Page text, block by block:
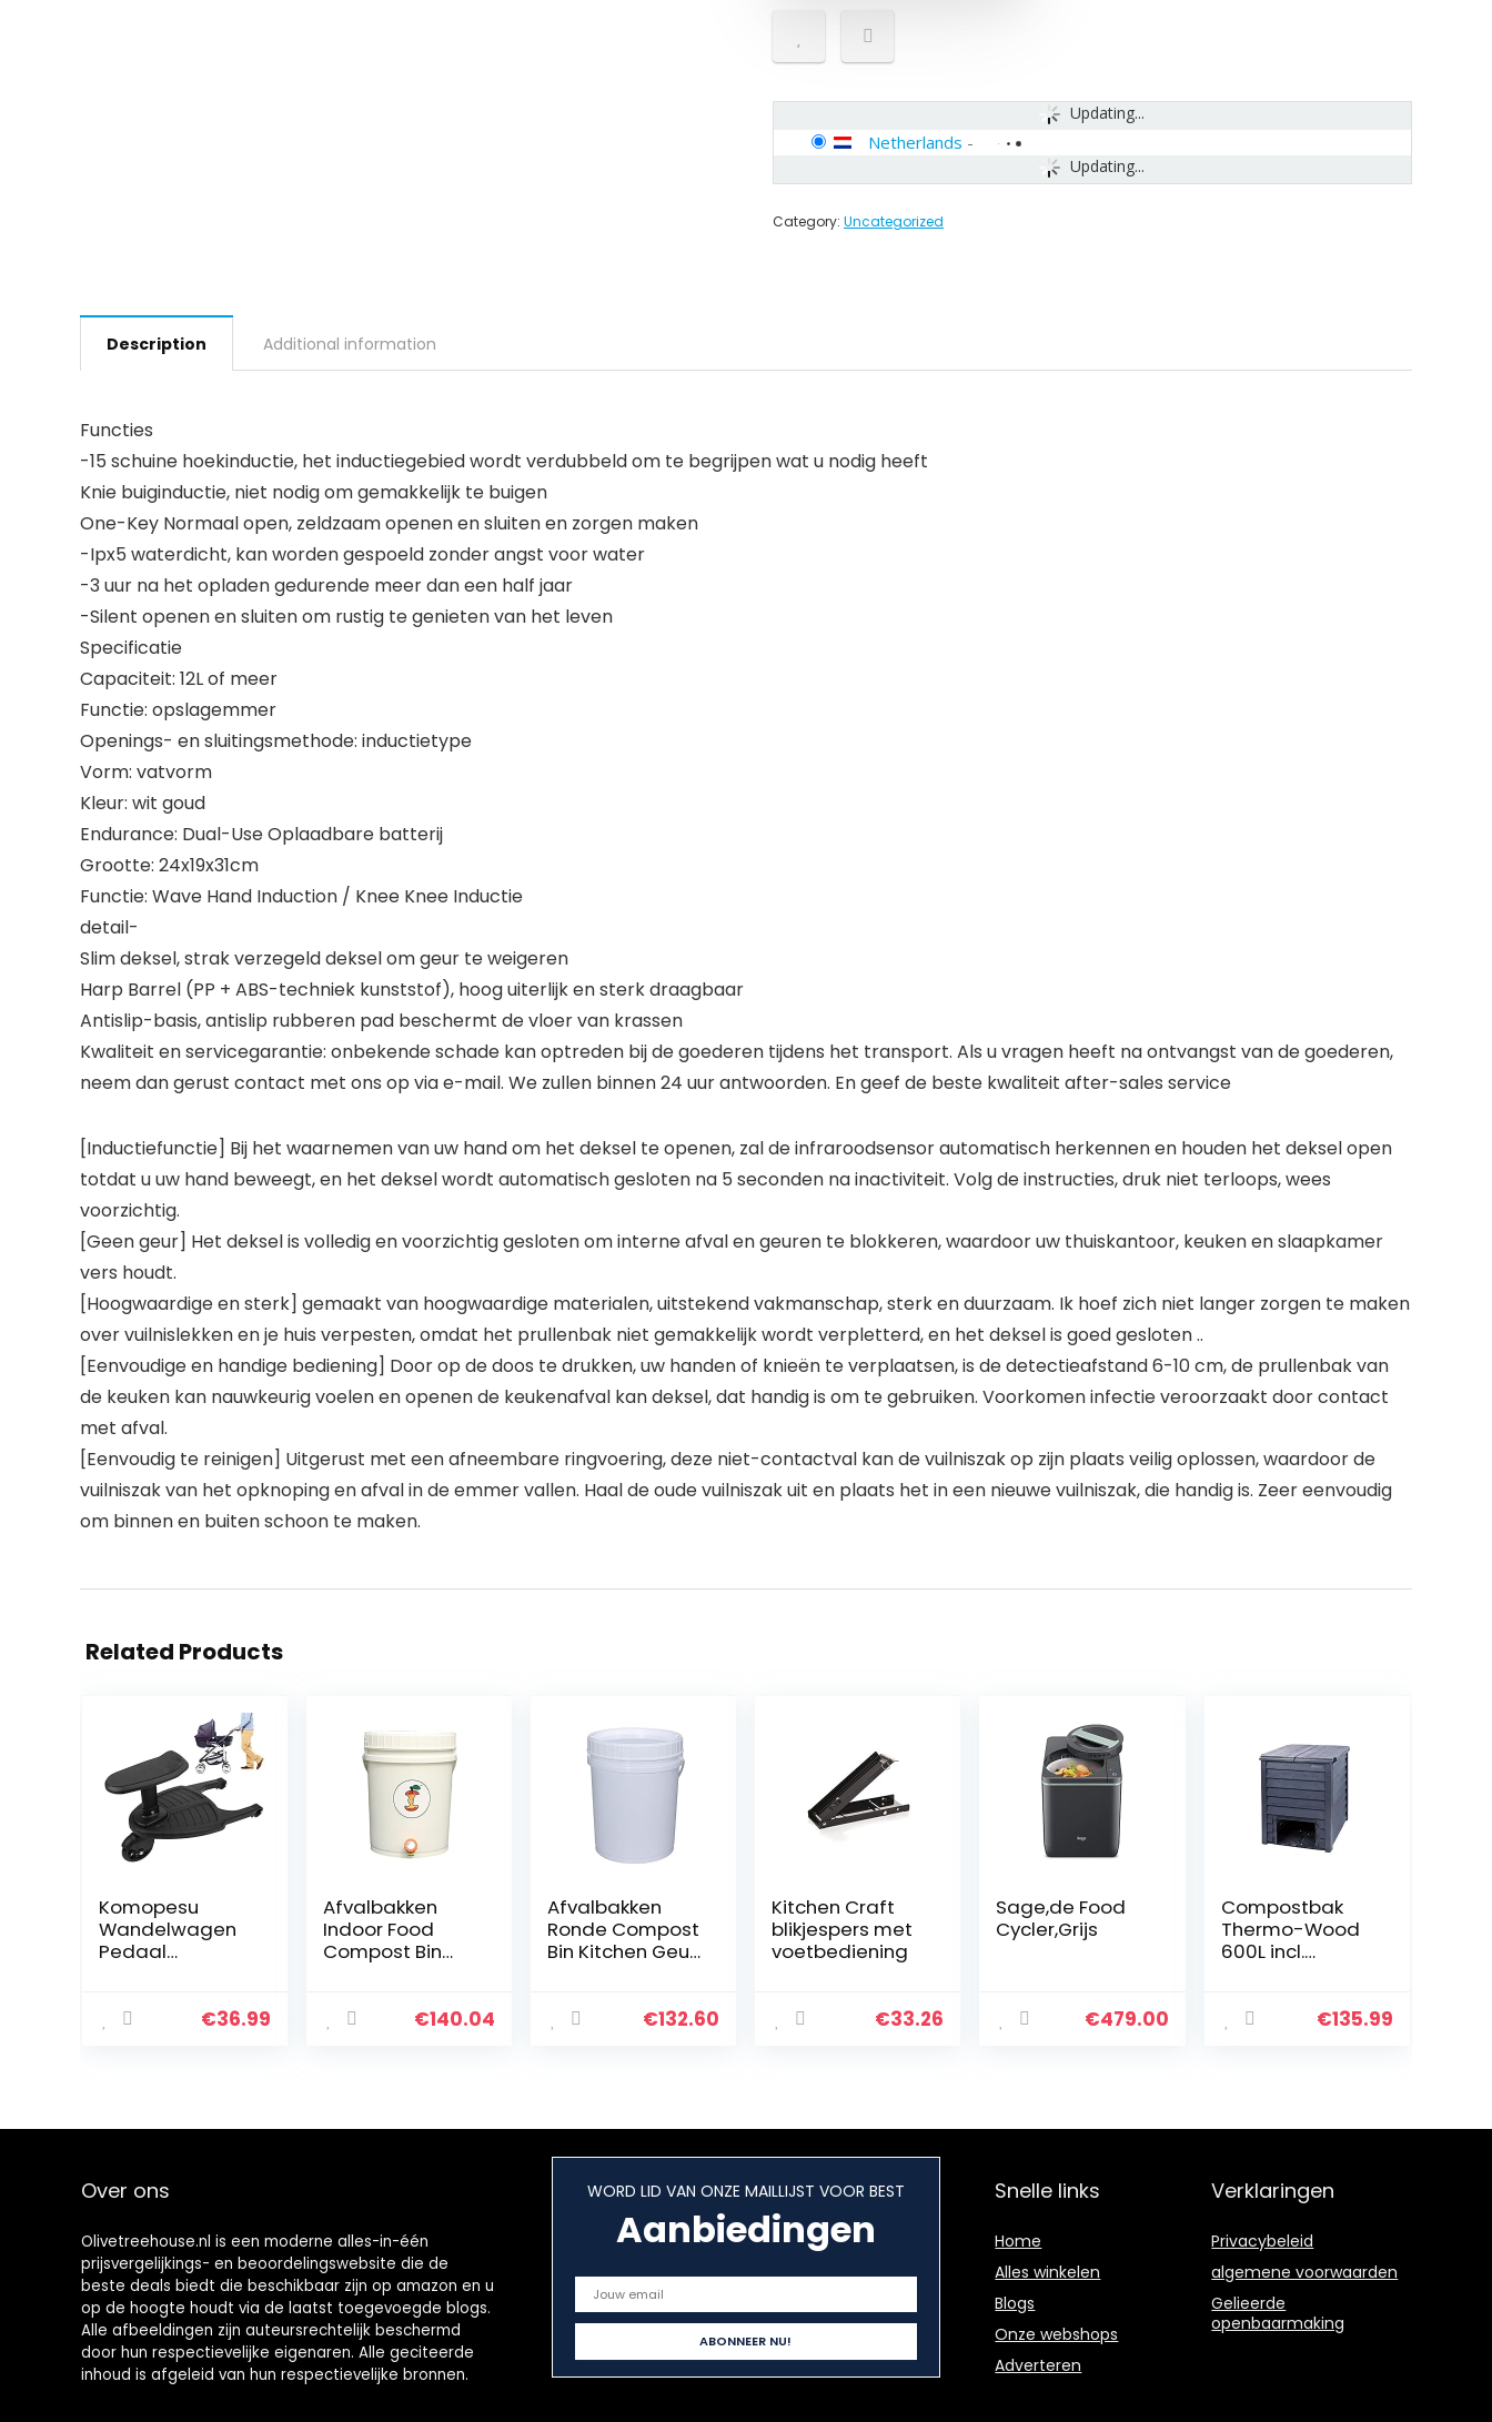
Updating...
Updating...
Netherlands -
Category: Uncategorized
Description Additional information
Functies
-15 schuine hoekinductie, het inductiegebied wordt verdubbeld om te begrijpen wat u nodig heeft
Knie buiginductie, niet nodig om gemakkelijk te buigen
One-Key Normaal open, zeldzaam openen en sluiten en zorgen maken
-Ipx5 waterdicht, kan worden gespoeld zonder angst voor water
-3 uur na het opladen gedurende meer dan een half jaar
-Silent openen en sluiten om rustig te genieten van het leven
Specificatie
Capaciteit: 12L of meer
Functie: opslagemmer
Openings- en sluitingsmethode: inductietype
Vorm: vatvorm
Kleur: wit goud
Endurance: Dual-Use Oplaadbare batterij
Grootte: 24x19x31cm
Functie: Wave Hand Induction / Knee Knee Inductie
detail-
Slim deksel, strak verzegeld deksel om geur te weigeren
Harp Barrel (PP + ABS-techniek kunststof), hoog uiterlijk en sterk draagbaar
Antislip-basis, antislip rubberen pad beschermt de vloer van krassen
Kwaliteit en servicegarantie: onbekende schade kan optreden bij de goederen tijdens het transport. Als u vragen heeft na ontvangst van de goederen,
neem dan gerust contact met ons op via e-mail. We zullen binnen 24 uur antwoorden. En geef de beste kwaliteit after-sales service
[Inductiefunctie] Bij het waarnemen van uw hand om het deksel te openen, zal de infraroodsensor automatisch herkennen en houden het deksel open
totdat u uw hand beweegt, en het deksel wordt automatisch gesloten na 5 seconden na inactiviteit. Volg de instructies, druk niet terloops, wees
voorzichtig.
[Geen geur] Het deksel is volledig en voorzichtig gesloten om interne afval en geuren te blokkeren, waardoor uw thuiskantoor, keuken en slaapkamer
vers houdt.
[Hoogwaardige en sterk] gemaakt van hoogwaardige materialen, uitstekend vakmanschap, sterk en duurzaam. Ik hoef zich niet langer zorgen te maken
over vuilnislekken en je huis verpesten, omdat het prullenbak niet gemakkelijk wordt verpletterd, en het deksel is goed gesloten ..
[Eenvoudige en handige bediening] Door op de doos te drukken, uw handen of knieën te verplaatsen, is de detectieafstand 6-10 cm, de prullenbak van
de keuken kan nauwkeurig voelen en openen de keukenafval kan deksel, dat handig is om te gebruiken. Voorkomen infectie veroorzaakt door contact
met afval.
[Eenvoudig te reinigen] Uitgerust met een afneembare ringvoering, deze niet-contactval kan de vuilniszak op zijn plaats veilig oplossen, waardoor de
vuilniszak van het opknoping en afval in de emmer vallen. Haal de oude vuilniszak uit en plaats het in een nieuwe vuilniszak, die handig is. Zeer eenvoudig
om binnen en buiten schoon te maken.
Related Products
Komopesu
Wandelwagen
Pedaal
Scooter
Accessoires…
€36.99
Afvalbakken
Indoor Food
Compost Bin
ter met deksel
duurzame
€140.04
Afvalbakken
Ronde Compost
Bin Kitchen Geur
Composterings
bags
€132.60
Kitchen Craft
blikjespers met
voetbediening
€33.26
Sage,de Food
Cycler,Grijs
€479.00
Compostbak
Thermo-Wood
600L incl.
€135.99
Over ons
Olivetreehouse.nl is een moderne alles-in-één
prijsvergelijkings- en beoordelingswebsite die de
beste deals biedt die beschikbaar zijn op amazon en u
op de hoogte houdt via de laatst toegevoegde blogs.
Alle afbeeldingen zijn auteursrechtelijk beschermd
door hun respectievelijke eigenaren. Alle geciteerde
inhoud is afgeleid van hun respectievelijke bronnen.
WORD LID VAN ONZE MAILLIJST VOOR BEST
Aanbiedingen
Snelle links
Home
Alles winkelen
Blogs
Onze webshops
Adverteren
Verklaringen
Privacybeleid
algemene voorwaarden
Gelieerde
openbaarmaking